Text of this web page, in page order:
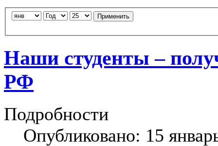
Применить
Наши студенты –
РФ
Подробности
Опубликовано: 15